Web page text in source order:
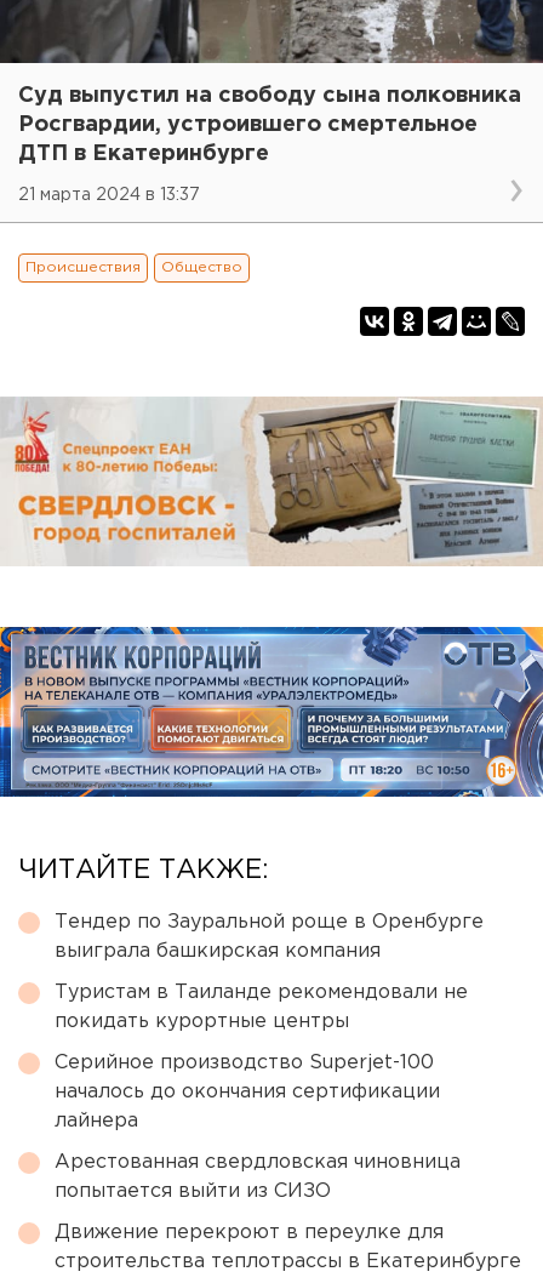
Суд выпустил на свободу сына полковника
Росгвардии, устроившего смертельное
ДТП в Екатеринбурге
21 марта 2024 в 13:37
Происшествия Общество
ЧИТАЙТЕ ТАКЖЕ:
Тендер по Зауральной роще в Оренбурге
выиграла башкирская компания
Туристам в Таиланде рекомендовали не
покидать курортные центры
Серийное производство Superjet-100
началось до окончания сертификации
лайнера
Арестованная свердловская чиновница
попытается выйти из СИЗО
Движение перекроют в переулке для
строительства теплотрассы в Екатеринбурге